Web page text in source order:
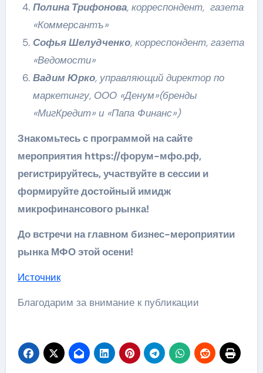
Полина Трифонова, корреспондент, газета
«Коммерсантъ»
Софья Шелудченко, корреспондент, газета
«Ведомости»
Вадим Юрко, управляющий директор по
маркетингу, ООО «Денум»(бренды
«МигКредит» и «Папа Финанс»)
Знакомьтесь с программой на сайте
мероприятия https://форум-мфо.рф,
регистрируйтесь, участвуйте в сессии и
формируйте достойный имидж
микрофинансового рынка!
До встречи на главном бизнес-мероприятии
рынка МФО этой осени!
Источник
Благодарим за внимание к публикации